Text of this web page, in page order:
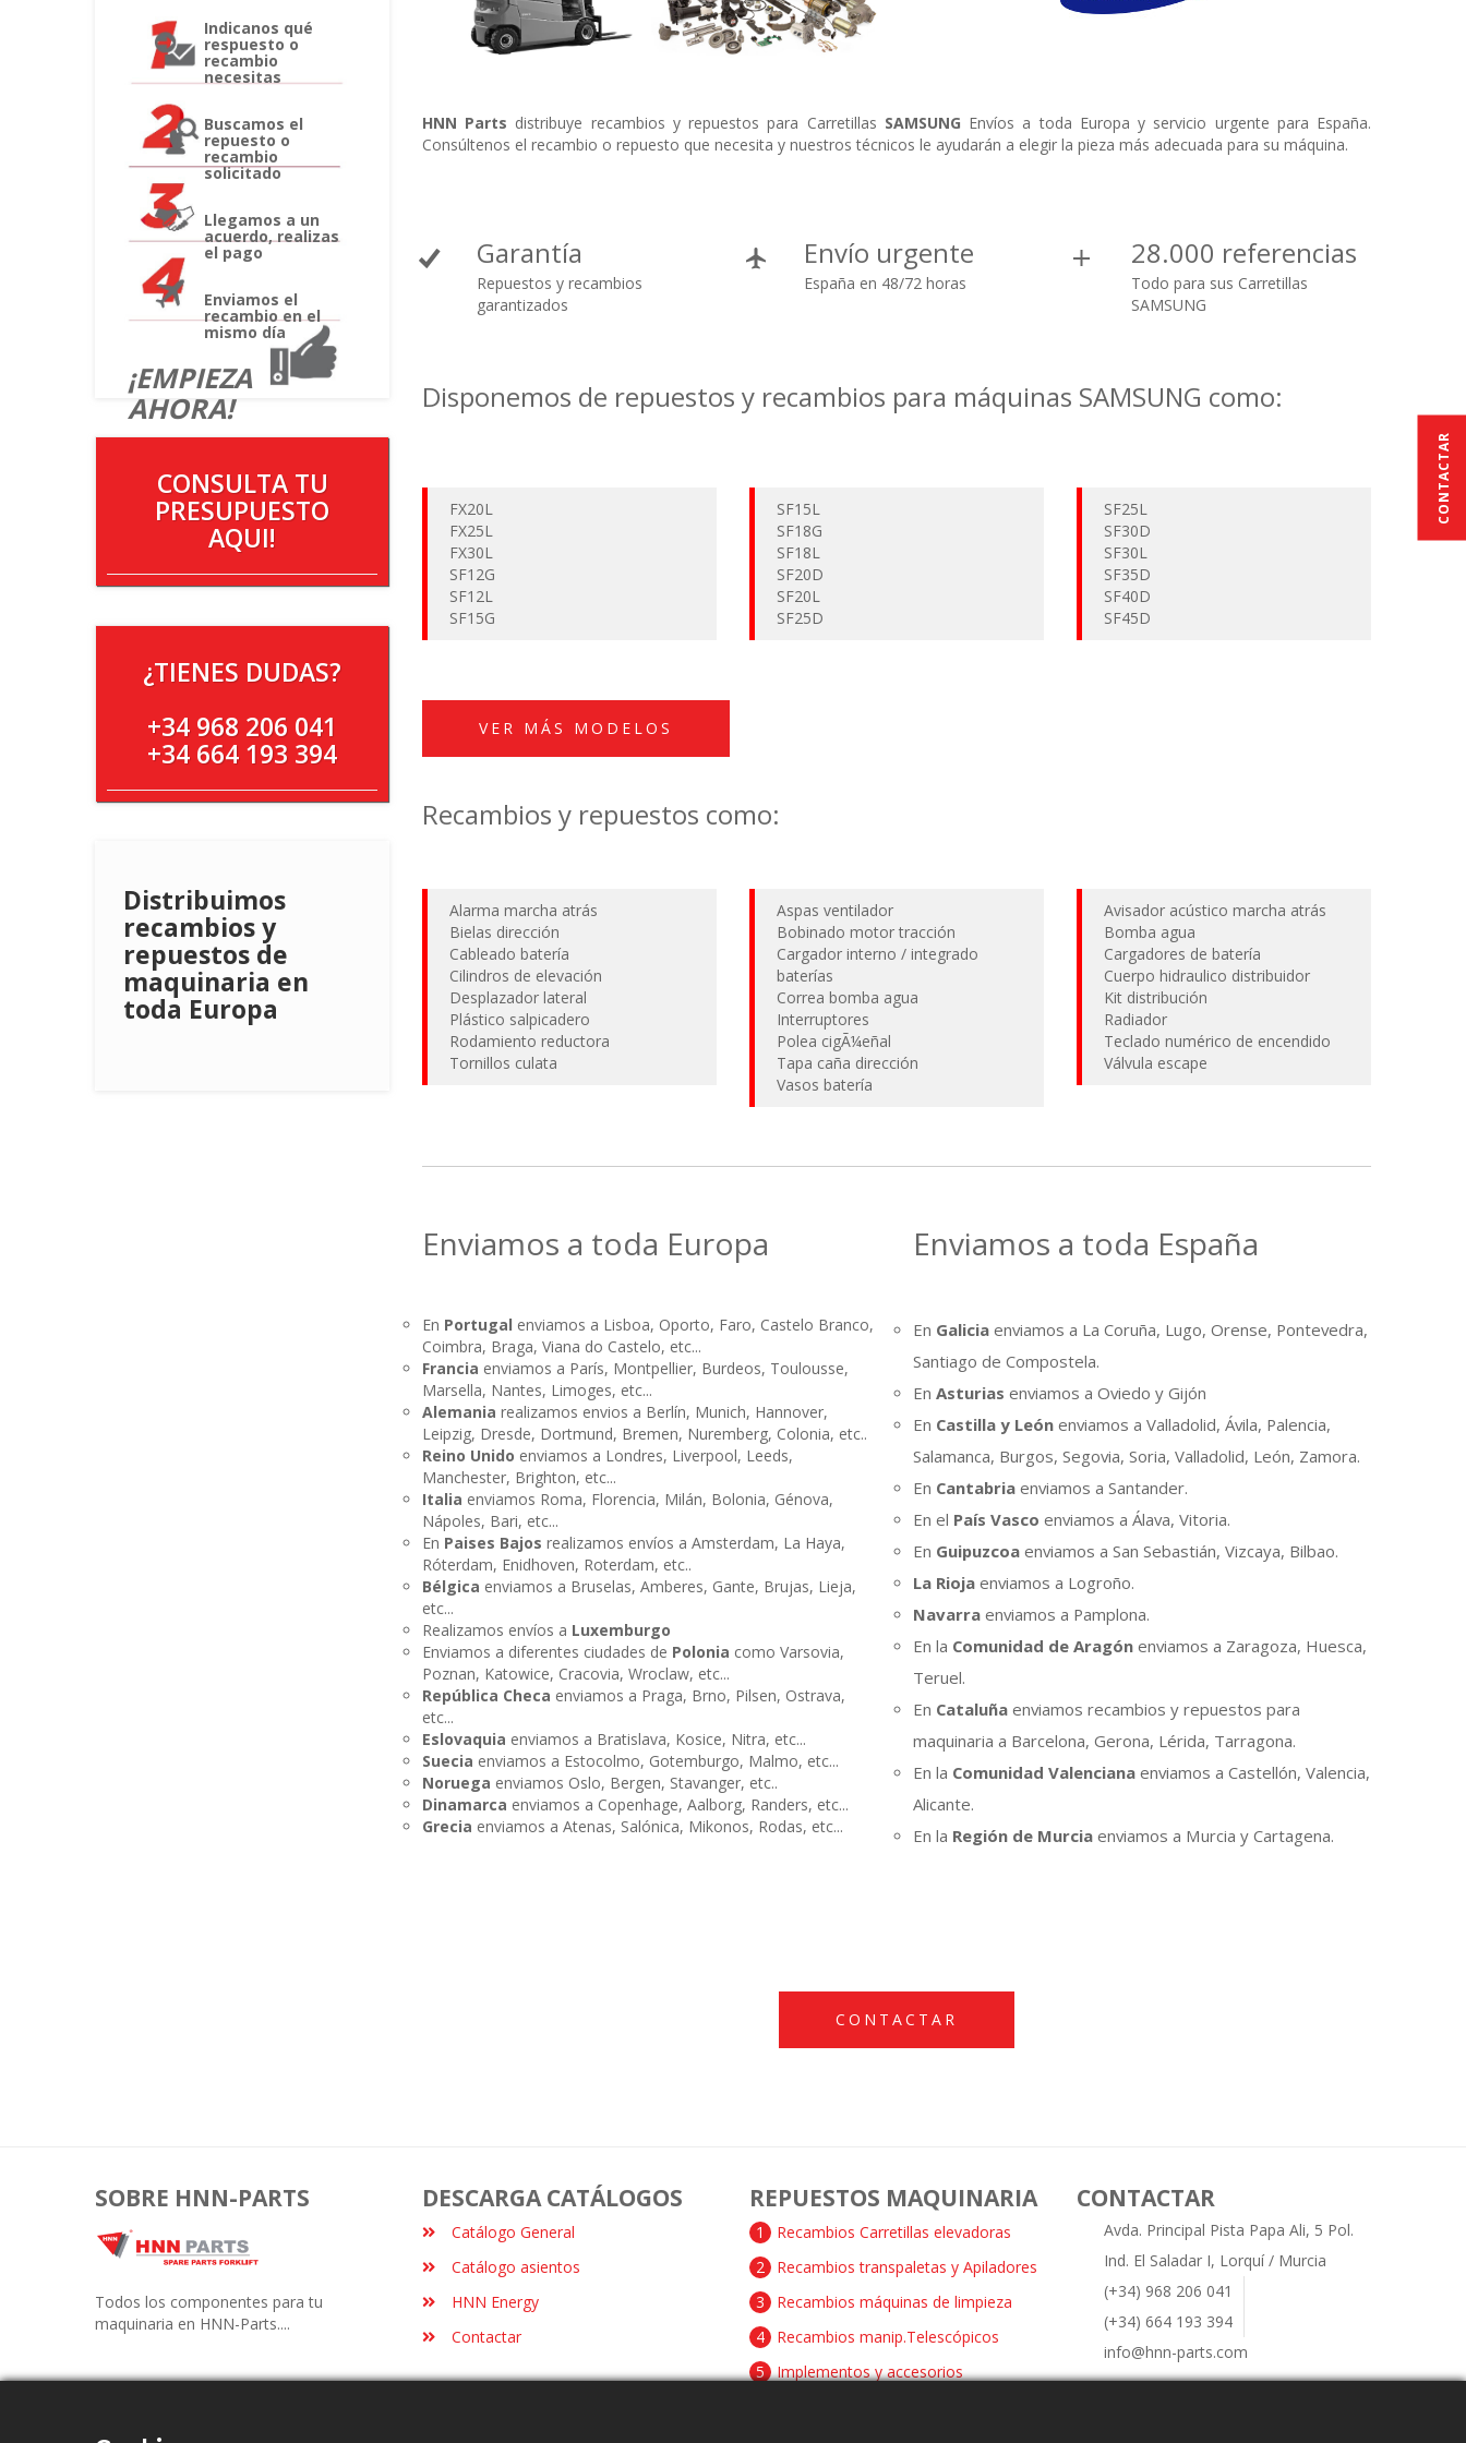
Indicanos qué
respuesto o
recambio
necesitas
Buscamos el
repuesto o
recambio
solicitado
Llegamos a un
acuerdo, realizas
el pago
Enviamos el
recambio en el
mismo día
¡EMPIEZA
AHORA!
CONSULTA TU
PRESUPUESTO
AQUI!
¿TIENES DUDAS?
+34 968 206 041
+34 664 193 394
Distribuimos
recambios y
repuestos de
maquinaria en
toda Europa
HNN Parts distribuye recambios y repuestos para Carretillas SAMSUNG Envíos a toda Europa y servicio urgente para España.
Consúltenos el recambio o repuesto que necesita y nuestros técnicos le ayudarán a elegir la pieza más adecuada para su máquina.
Garantía
Repuestos y recambios
garantizados
Envío urgente
España en 48/72 horas
28.000 referencias
Todo para sus Carretillas
SAMSUNG
Disponemos de repuestos y recambios para máquinas SAMSUNG como:
FX20L
FX25L
FX30L
SF12G
SF12L
SF15G
SF15L
SF18G
SF18L
SF20D
SF20L
SF25D
SF25L
SF30D
SF30L
SF35D
SF40D
SF45D
VER MÁS MODELOS
Recambios y repuestos como:
Alarma marcha atrás
Bielas dirección
Cableado batería
Cilindros de elevación
Desplazador lateral
Plástico salpicadero
Rodamiento reductora
Tornillos culata
Aspas ventilador
Bobinado motor tracción
Cargador interno / integrado
baterías
Correa bomba agua
Interruptores
Polea cigÃ¼eñal
Tapa caña dirección
Vasos batería
Avisador acústico marcha atrás
Bomba agua
Cargadores de batería
Cuerpo hidraulico distribuidor
Kit distribución
Radiador
Teclado numérico de encendido
Válvula escape
Enviamos a toda Europa
En Portugal enviamos a Lisboa, Oporto, Faro, Castelo Branco,
Coimbra, Braga, Viana do Castelo, etc...
Francia enviamos a París, Montpellier, Burdeos, Toulousse,
Marsella, Nantes, Limoges, etc...
Alemania realizamos envios a Berlín, Munich, Hannover,
Leipzig, Dresde, Dortmund, Bremen, Nuremberg, Colonia, etc..
Reino Unido enviamos a Londres, Liverpool, Leeds,
Manchester, Brighton, etc...
Italia enviamos Roma, Florencia, Milán, Bolonia, Génova,
Nápoles, Bari, etc...
En Paises Bajos realizamos envíos a Amsterdam, La Haya,
Róterdam, Enidhoven, Roterdam, etc..
Bélgica enviamos a Bruselas, Amberes, Gante, Brujas, Lieja,
etc...
Realizamos envíos a Luxemburgo
Enviamos a diferentes ciudades de Polonia como Varsovia,
Poznan, Katowice, Cracovia, Wroclaw, etc...
República Checa enviamos a Praga, Brno, Pilsen, Ostrava,
etc...
Eslovaquia enviamos a Bratislava, Kosice, Nitra, etc...
Suecia enviamos a Estocolmo, Gotemburgo, Malmo, etc...
Noruega enviamos Oslo, Bergen, Stavanger, etc..
Dinamarca enviamos a Copenhage, Aalborg, Randers, etc...
Grecia enviamos a Atenas, Salónica, Mikonos, Rodas, etc...
Enviamos a toda España
En Galicia enviamos a La Coruña, Lugo, Orense, Pontevedra,
Santiago de Compostela.
En Asturias enviamos a Oviedo y Gijón
En Castilla y León enviamos a Valladolid, Ávila, Palencia,
Salamanca, Burgos, Segovia, Soria, Valladolid, León, Zamora.
En Cantabria enviamos a Santander.
En el País Vasco enviamos a Álava, Vitoria.
En Guipuzcoa enviamos a San Sebastián, Vizcaya, Bilbao.
La Rioja enviamos a Logroño.
Navarra enviamos a Pamplona.
En la Comunidad de Aragón enviamos a Zaragoza, Huesca,
Teruel.
En Cataluña enviamos recambios y repuestos para
maquinaria a Barcelona, Gerona, Lérida, Tarragona.
En la Comunidad Valenciana enviamos a Castellón, Valencia,
Alicante.
En la Región de Murcia enviamos a Murcia y Cartagena.
CONTACTAR
SOBRE HNN-PARTS
Todos los componentes para tu
maquinaria en HNN-Parts....
DESCARGA CATÁLOGOS
Catálogo General
Catálogo asientos
HNN Energy
Contactar
REPUESTOS MAQUINARIA
Recambios Carretillas elevadoras
1
Recambios transpaletas y Apiladores
2
Recambios máquinas de limpieza
3
Recambios manip.Telescópicos
4
Implementos y accesorios
5
CONTACTAR
Avda. Principal Pista Papa Ali, 5 Pol.
Ind. El Saladar I, Lorquí / Murcia
(+34) 968 206 041
(+34) 664 193 394
info@hnn-parts.com
CONTACTAR